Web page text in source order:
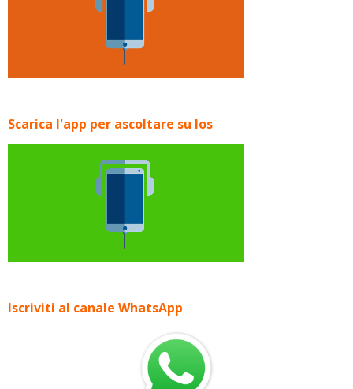
Scarica l'app per ascoltare su Ios
Iscriviti al canale WhatsApp